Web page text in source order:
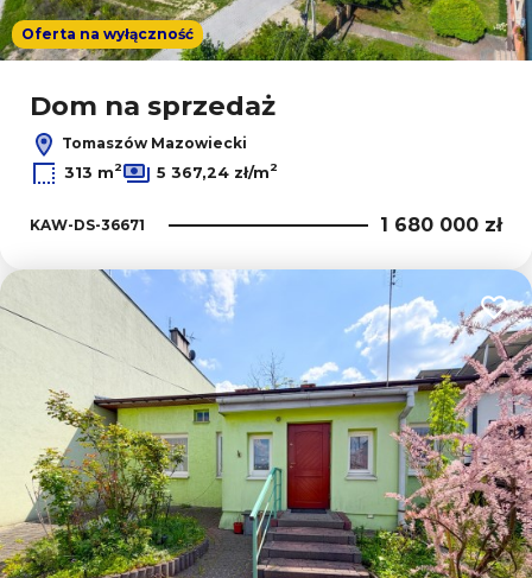
Oferta na wyłączność
Dom na sprzedaż
Tomaszów Mazowiecki
313 m2 5 367,24 zł/m2
KAW-DS-36671 1 680 000 zł